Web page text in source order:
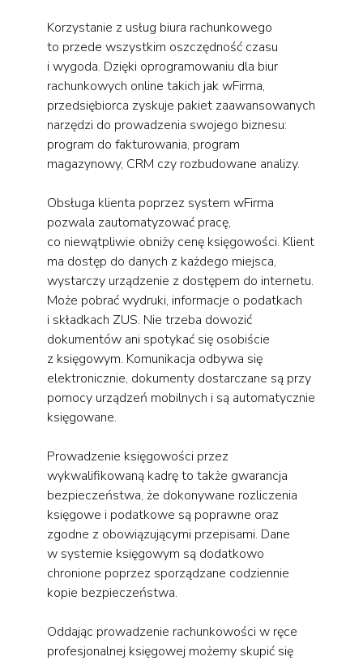
Korzystanie z usług biura rachunkowego
to przede wszystkim oszczędność czasu
i wygoda. Dzięki oprogramowaniu dla biur
rachunkowych online takich jak wFirma,
przedsiębiorca zyskuje pakiet zaawansowanych
narzędzi do prowadzenia swojego biznesu:
program do fakturowania, program
magazynowy, CRM czy rozbudowane analizy.
Obsługa klienta poprzez system wFirma
pozwala zautomatyzować pracę,
co niewątpliwie obniży cenę księgowości. Klient
ma dostęp do danych z każdego miejsca,
wystarczy urządzenie z dostępem do internetu.
Może pobrać wydruki, informacje o podatkach
i składkach ZUS. Nie trzeba dowozić
dokumentów ani spotykać się osobiście
z księgowym. Komunikacja odbywa się
elektronicznie, dokumenty dostarczane są przy
pomocy urządzeń mobilnych i są automatycznie
księgowane.
Prowadzenie księgowości przez
wykwalifikowaną kadrę to także gwarancja
bezpieczeństwa, że dokonywane rozliczenia
księgowe i podatkowe są poprawne oraz
zgodne z obowiązującymi przepisami. Dane
w systemie księgowym są dodatkowo
chronione poprzez sporządzane codziennie
kopie bezpieczeństwa.
Oddając prowadzenie rachunkowości w ręce
profesjonalnej księgowej możemy skupić się